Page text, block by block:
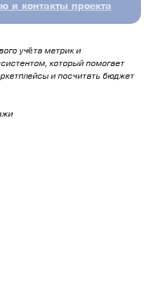
и контакты проекта
учёта метрик и
который помогает
и посчитать бюджет